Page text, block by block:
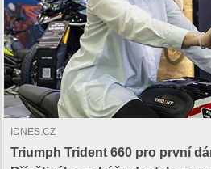
IDNES.CZ
Triumph Trident 660 pro první